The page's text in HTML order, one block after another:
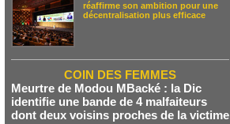
réaffirme son ambition pour une
décentralisation plus efficace
COIN DES FEMMES
Meurtre de Modou MBacké : la Dic
identifie une bande de 4 malfaiteurs
dont deux voisins proches de la victime